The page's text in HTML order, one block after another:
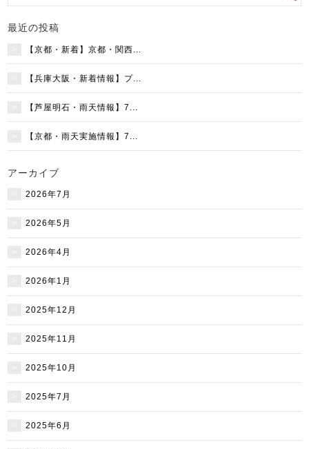
最近の投稿
【京都・新着】京都・関西...
【兵庫大阪・新着情報】プ...
【芦屋明石・雨天情報】7...
【京都・雨天実施情報】7...
アーカイブ
2026年7月
2026年5月
2026年4月
2026年1月
2025年12月
2025年11月
2025年10月
2025年7月
2025年6月